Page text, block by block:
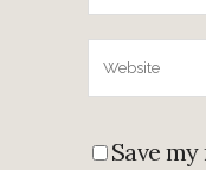
Save